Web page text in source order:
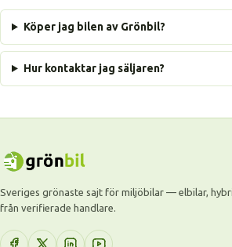
Köper jag bilen av Grönbil?
Hur kontaktar jag säljaren?
Sveriges grönaste sajt för miljöbilar — elbilar,
från verifierade handlare.